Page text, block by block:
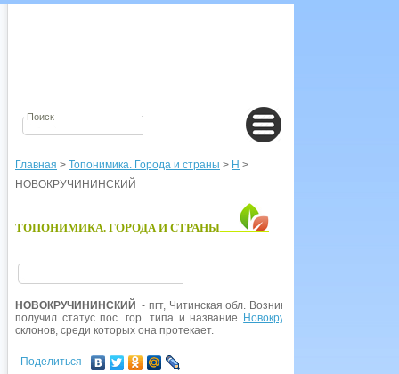
Главная > Топонимика. Города и страны > Н >
НОВОКРУЧИНИНСКИЙ
ТОПОНИМИКА. ГОРОДА И СТРАНЫ
НОВОКРУЧИНИНСКИЙ - пгт, Читинская обл. Возник как пос. при ст.
получил статус пос. гор. типа и название
Новокручининский
склонов, среди которых она протекает.
Поделиться